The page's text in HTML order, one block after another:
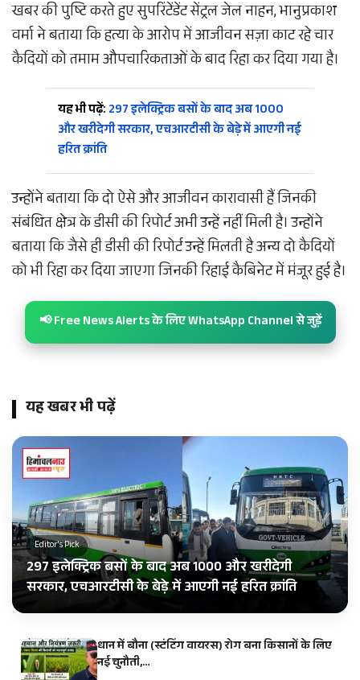
​खबर की पुष्टि करते हुए सुपरिंटेंडेंट सेंट्रल जेल नाहन, भानुप्रकाश
वर्मा ने बताया कि हत्या के आरोप में आजीवन सज़ा काट रहे चार
कैदियों को तमाम औपचारिकताओं के बाद रिहा कर दिया गया है।
यह भी पढ़ें: 297 इलेक्ट्रिक बसों के बाद अब 1000
और खरीदेगी सरकार, एचआरटीसी के बेड़े में आएगी नई
हरित क्रांति
उन्होंने बताया कि दो ऐसे और आजीवन कारावासी हैं जिनकी
संबंधित क्षेत्र के डीसी की रिपोर्ट अभी उन्हें नहीं मिली है। उन्होंने
बताया कि जैसे ही डीसी की रिपोर्ट उन्हें मिलती है अन्य दो कैदियों
को भी रिहा कर दिया जाएगा जिनकी रिहाई कैबिनेट में मंजूर हुई है।
📢 Free News Alerts के लिए WhatsApp Channel से जुड़ें
यह खबर भी पढ़ें
Editor's Pick
297 इलेक्ट्रिक बसों के बाद अब 1000 और खरीदेगी
सरकार, एचआरटीसी के बेड़े में आएगी नई हरित क्रांति
धान में बौना (स्टंटिंग वायरस) रोग बना किसानों के लिए
नई चुनौती,…